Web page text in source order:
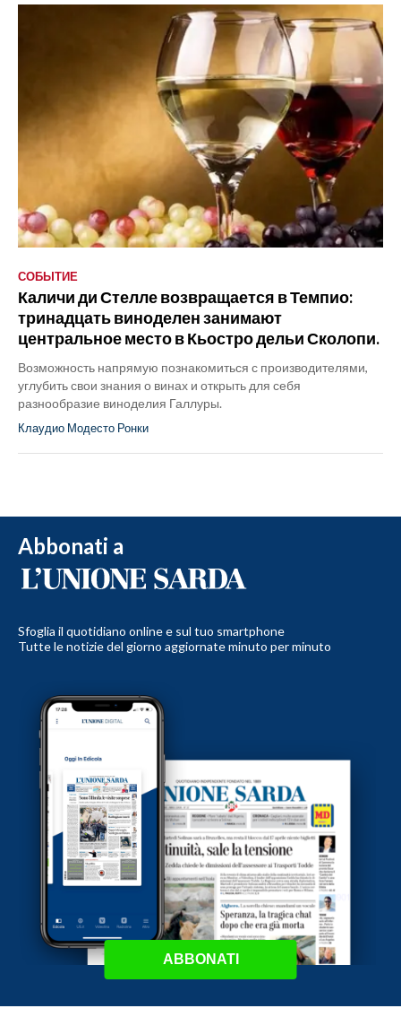
СОБЫТИЕ
Каличи ди Стелле возвращается в Темпио:
тринадцать виноделен занимают
центральное место в Кьостро дельи Сколопи.
Возможность напрямую познакомиться с производителями,
углубить свои знания о винах и открыть для себя
разнообразие виноделия Галлуры.
Клаудио Модесто Ронки
Abbonati a
Sfoglia il quotidiano online e sul tuo smartphone
Tutte le notizie del giorno aggiornate minuto per minuto
ABBONATI